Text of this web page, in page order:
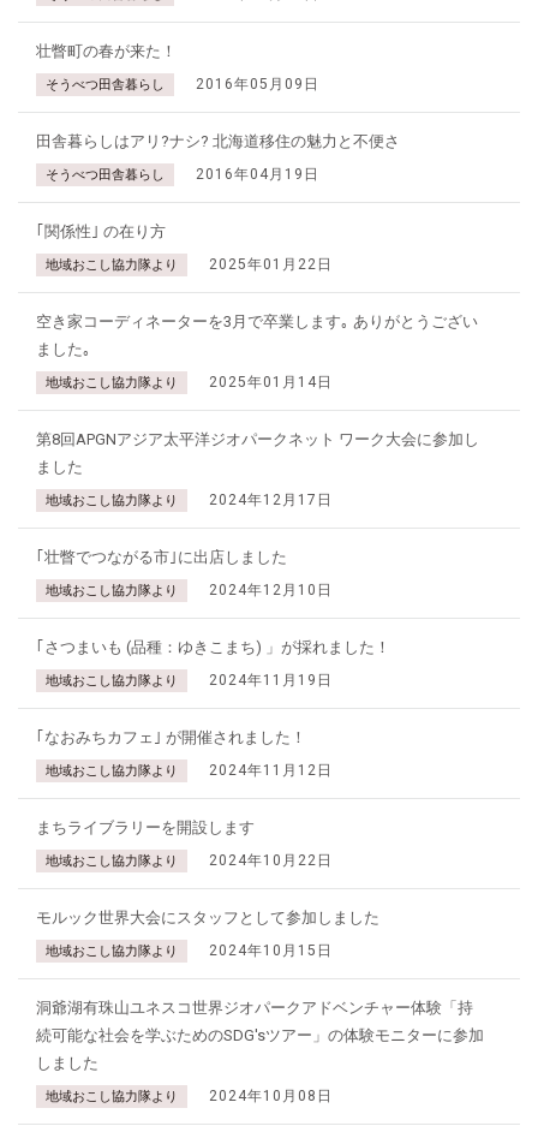
壮瞥町の春が来た！
そうべつ田舎暮らし 2016年05月09日
田舎暮らしはアリ?ナシ? 北海道移住の魅力と不便さ
そうべつ田舎暮らし 2016年04月19日
｢関係性｣ の在り方
地域おこし協力隊より 2025年01月22日
空き家コーディネーターを3月で卒業します｡ ありがとうござい
ました｡
地域おこし協力隊より 2025年01月14日
第8回APGNアジア太平洋ジオパークネット ワーク大会に参加し
ました
地域おこし協力隊より 2024年12月17日
｢壮瞥でつながる市｣に出店しました
地域おこし協力隊より 2024年12月10日
｢さつまいも (品種：ゆきこまち) 」が採れました！
地域おこし協力隊より 2024年11月19日
｢なおみちカフェ｣ が開催されました！
地域おこし協力隊より 2024年11月12日
まちライブラリーを開設します
地域おこし協力隊より 2024年10月22日
モルック世界大会にスタッフとして参加しました
地域おこし協力隊より 2024年10月15日
洞爺湖有珠山ユネスコ世界ジオパークアドベンチャー体験「持
続可能な社会を学ぶためのSDG'sツアー」の体験モニターに参加
しました
地域おこし協力隊より 2024年10月08日